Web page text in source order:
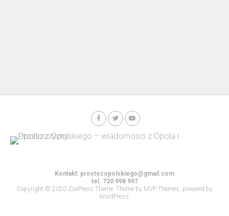
Kontakt: prostozopolskiego@gmail.com
tel. 720 998 997
Copyright © 2020 ZoxPress Theme. Theme by MVP Themes, powered by
WordPress.